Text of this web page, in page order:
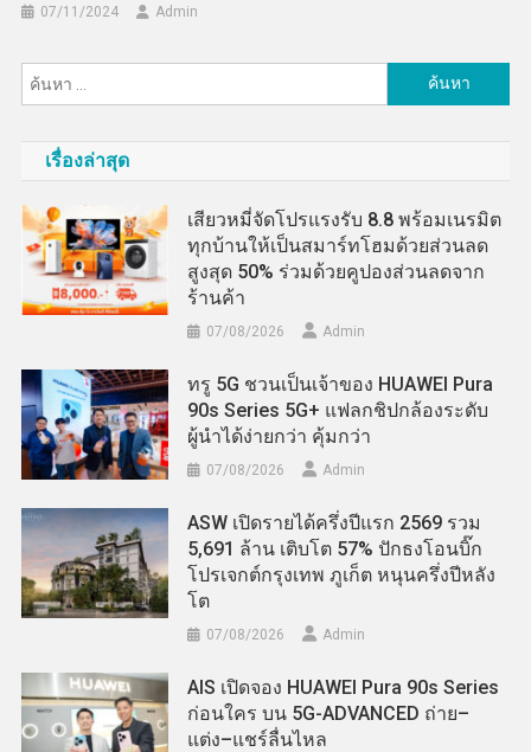
07/11/2024 Admin
สำหรับ:
เรื่องล่าสุด
เสียวหมี่จัดโปรแรงรับ 8.8 พร้อมเนรมิต
ทุกบ้านให้เป็นสมาร์ทโฮมด้วยส่วนลด
สูงสุด 50% ร่วมด้วยคูปองส่วนลดจาก
ร้านค้า
07/08/2026 Admin
ทรู 5G ชวนเป็นเจ้าของ HUAWEI Pura
90s Series 5G+ แฟลกชิปกล้องระดับ
ผู้นำได้ง่ายกว่า คุ้มกว่า
07/08/2026 Admin
ASW เปิดรายได้ครึ่งปีแรก 2569 รวม
5,691 ล้าน เติบโต 57% ปักธงโอนบิ๊ก
โปรเจกต์กรุงเทพ ภูเก็ต หนุนครึ่งปีหลัง
โต
07/08/2026 Admin
AIS เปิดจอง HUAWEI Pura 90s Series
ก่อนใคร บน 5G-ADVANCED ถ่าย–
แต่ง–แชร์ลื่นไหล